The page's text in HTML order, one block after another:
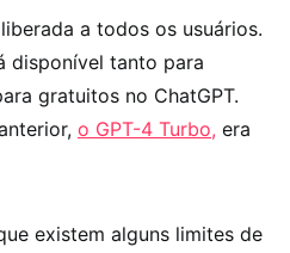
a todos os usuários.
disponível tanto para
gratuitos no ChatGPT.
o GPT-4 Turbo, era
existem alguns limites de